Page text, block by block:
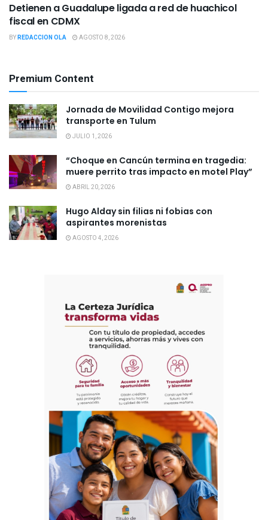
Detienen a Guadalupe ligada a red de huachicol
fiscal en CDMX
BYREDACCION OLA AGOSTO 8, 2026
Premium Content
Jornada de Movilidad Contigo mejora
transporte en Tulum
JULIO 1, 2026
“Choque en Cancún termina en tragedia:
muere perrito tras impacto en motel Play”
ABRIL 20, 2026
Hugo Alday sin filias ni fobias con
aspirantes morenistas
AGOSTO 4, 2026